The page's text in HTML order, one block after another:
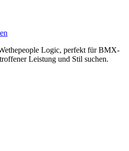
Logic, perfekt für BMX-
Leistung und Stil suchen.